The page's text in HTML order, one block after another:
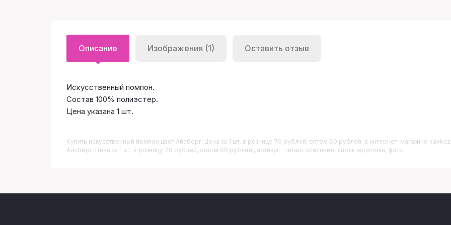
Описание Изображения (1) Оставить отзыв
Искусственный помпон.
Состав 100% полиэстер.
Цена указана 1 шт.
Купить Искусственный помпон цвет Айсберг. Цена за 1 шт. в розницу 70 рублей, оптом 60 рублей. в интернет-магазине
Айсберг. Цена за 1 шт. в розницу 70 рублей, оптом 60 рублей., артикул : читать описание, характеристики, фото